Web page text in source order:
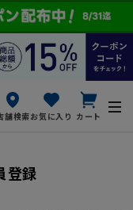
舗検索お気に入り カート
登録